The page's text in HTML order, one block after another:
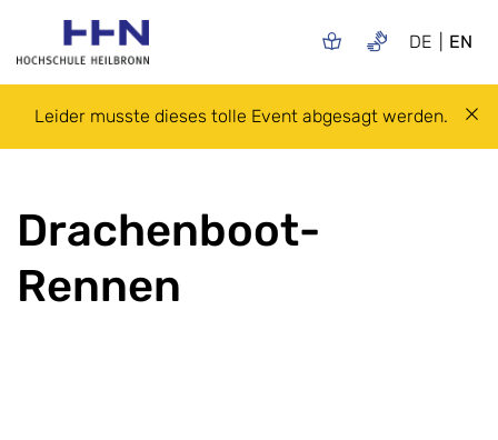
DE EN
Leider musste dieses tolle Event abgesagt werden.
Drachenboot-
Rennen